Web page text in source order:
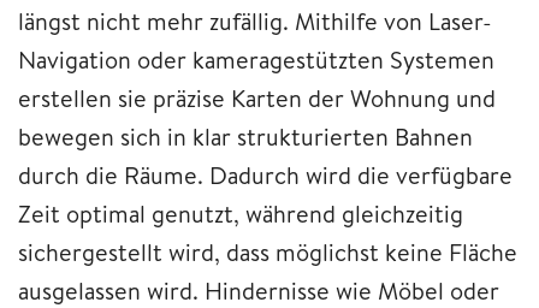
längst nicht mehr zufällig. Mithilfe von Laser-
Navigation oder kameragestützten Systemen
erstellen sie präzise Karten der Wohnung und
bewegen sich in klar strukturierten Bahnen
durch die Räume. Dadurch wird die verfügbare
Zeit optimal genutzt, während gleichzeitig
sichergestellt wird, dass möglichst keine Fläche
ausgelassen wird. Hindernisse wie Möbel oder